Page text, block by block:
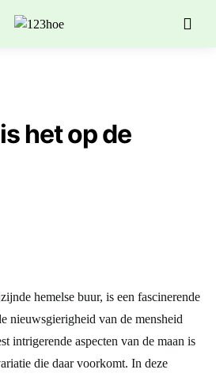
het op de
hemelse buur, is een fascinerende
nieuwsgierigheid van de mensheid
intrigerende aspecten van de maan is
die daar voorkomt. In deze